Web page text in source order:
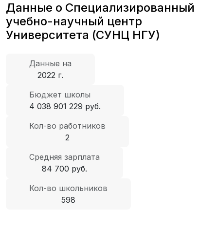
Данные о Специализированный
учебно-научный центр
Университета (СУНЦ НГУ)
Данные на
2022 г.
Бюджет школы
4 038 901 229 руб.
Кол-во работников
2
Средняя зарплата
84 700 руб.
Кол-во школьников
598